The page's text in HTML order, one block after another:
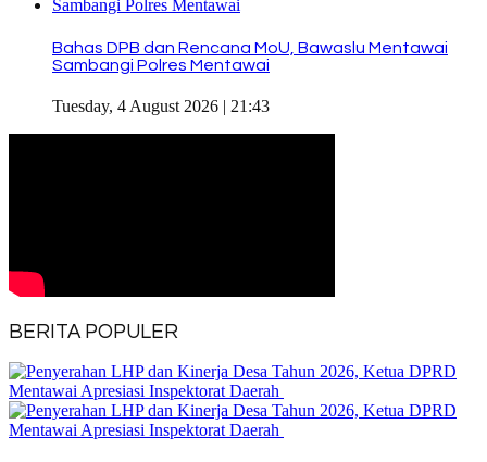
Bahas DPB dan Rencana MoU, Bawaslu Mentawai
Sambangi Polres Mentawai
Tuesday, 4 August 2026 | 21:43
BERITA POPULER